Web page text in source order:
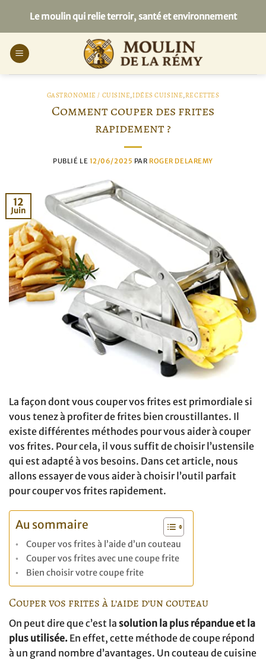
contenu
Le moulin qui relie terroir, santé et environnement
GASTRONOMIE / CUISINE,IDÉES CUISINE,RECETTES
Comment couper des frites
rapidement ?
PUBLIÉ LE 12/06/2025 PAR ROGER DELAREMY
12
Juin
La façon dont vous couper vos frites est primordiale si
vous tenez à profiter de frites bien croustillantes. Il
existe différentes méthodes pour vous aider à couper
vos frites. Pour cela, il vous suffit de choisir l’ustensile
qui est adapté à vos besoins. Dans cet article, nous
allons essayer de vous aider à choisir l’outil parfait
pour couper vos frites rapidement.
Au sommaire
Couper vos frites à l’aide d’un couteau
Couper vos frites avec une coupe frite
Bien choisir votre coupe frite
Couper vos frites à l’aide d’un couteau
On peut dire que c’est la solution la plus répandue et la
plus utilisée. En effet, cette méthode de coupe répond
à un grand nombre d’avantages. Un couteau de cuisine